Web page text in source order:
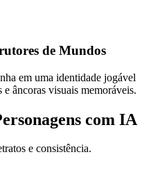
de Mundos
em uma identidade jogável
âncoras visuais memoráveis.
com IA
e consistência.